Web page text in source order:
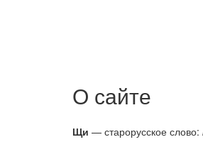
О сайте
Щи — старорусское слово: